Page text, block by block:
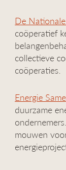
De
coöperatief
collectieve
coöperaties.
Energie
duurzame
mouwen